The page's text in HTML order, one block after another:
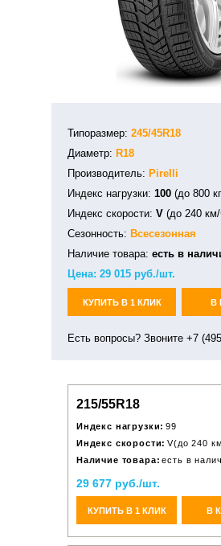
Типоразмер: 245/45R18
Диаметр: R18
Производитель: Pirelli
Индекс нагрузки: 100 (до 800
Индекс скорости: V (до 240
Сезонность: Всесезонная
Наличие товара: есть в
Цена: 29 015 руб./шт.
КУПИТЬ В 1 КЛИК В
Есть вопросы? Звоните +7
215/55R18
Индекс нагрузки: 99
Индекс скорости: V(до 240
Наличие товара: есть в
29 677 руб./шт.
КУПИТЬ В 1 КЛИК В